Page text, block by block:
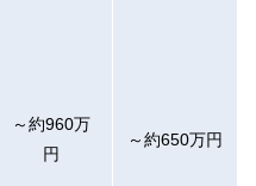
～約960万
円
～約650万円